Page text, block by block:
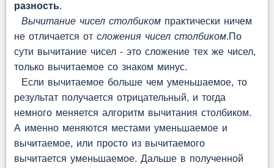
разность.
Вычитание чисел столбикомпрактически ничем
не отличается от сложения чисел столбиком.По
сути вычитание чисел - это сложение тех же чисел,
только вычитаемое со знаком минус.
Если вычитаемое больше чем уменьшаемое, то
результат получается отрицательный, и тогда
немного меняется алгоритм вычитания столбиком.
А именно меняются местами уменьшаемое и
вычитаемое, или просто из вычитаемого
вычитается уменьшаемое. Дальше в полученной